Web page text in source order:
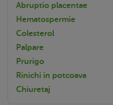
Abruptio placentae
Hematospermie
Colesterol
Palpare
Prurigo
Rinichi in potcoava
Chiuretaj